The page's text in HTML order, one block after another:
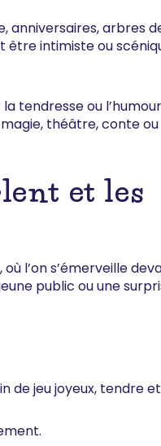
anniversaires, arbres
intimiste ou
tendresse ou l’humour
théâtre, conte
et les
l’on s’émerveille
public ou une
de jeu joyeux, tendre